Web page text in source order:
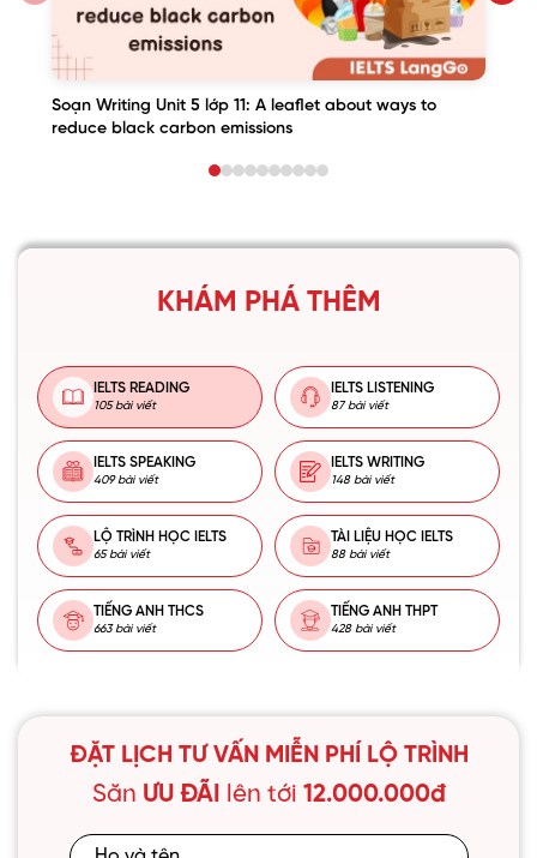
Soạn Writing Unit 5 lớp 11: A leaflet about ways to
reduce black carbon emissions
KHÁM PHÁ THÊM
IELTS READING
105 bài viết
IELTS LISTENING
87 bài viết
IELTS SPEAKING
409 bài viết
IELTS WRITING
148 bài viết
LỘ TRÌNH HỌC IELTS
65 bài viết
TÀI LIỆU HỌC IELTS
88 bài viết
TIẾNG ANH THCS
663 bài viết
TIẾNG ANH THPT
428 bài viết
ĐẶT LỊCH TƯ VẤN MIỄN PHÍ LỘ TRÌNH
Săn ƯU ĐÃI lên tới 12.000.000đ